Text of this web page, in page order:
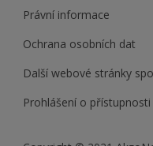
Právní informace
Ochrana osobních dat
Další webové stránky
Prohlášení o přístupnosti